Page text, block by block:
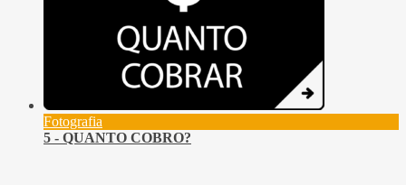
Fotografia
5 - QUANTO COBRO?